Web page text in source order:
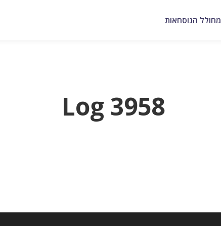
מחולל הנוסחאות
Log 3958